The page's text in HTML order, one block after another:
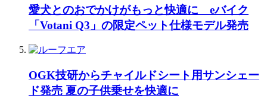
愛犬とのおでかけがもっと快適に eバイク
「Votani Q3」の限定ペット仕様モデル発売
OGK技研からチャイルドシート用サンシェー
ド発売 夏の子供乗せを快適に